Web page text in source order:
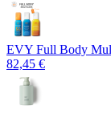
EVY Full Body
82,45 €